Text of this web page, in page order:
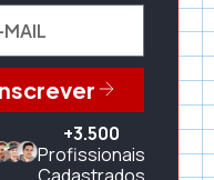
+3.500
Profissionais